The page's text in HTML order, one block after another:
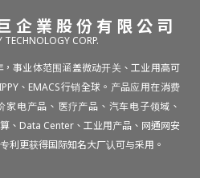
企業股份有限公司
TECHNOLOGY CORP.
事业体范围涵盖微动开关、工业用高可
、EMACS行销全球。产品应用在消费
电产品、医疗产品、汽车电子领域、
、Data Center、工业用产品、网通网安
利更获得国际知名大厂认可与采用。